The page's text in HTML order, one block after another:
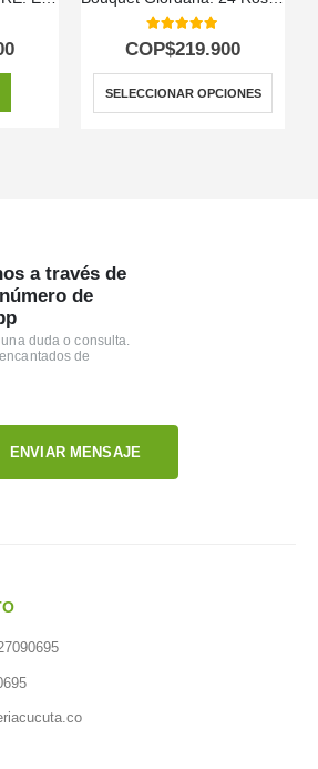
5.00out of 5
COP$219.900
SELECCIONAR OPCIONES
a través de
de
duda o consulta.
de
ENVIAR MENSAJE